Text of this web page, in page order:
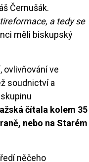
Černušák.
a tedy se
měli biskupský
ovlivňování ve
soudnictví a
čítala kolem 35
nebo na Starém
něčeho